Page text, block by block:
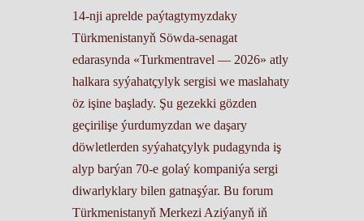
14-nji aprelde paýtagtymyzdaky
Türkmenistanyň Söwda-senagat
edarasynda «Turkmentravel — 2026» atly
halkara syýahatçylyk sergisi we maslahaty
öz işine başlady. Şu gezekki gözden
geçirilişe ýurdumyzdan we daşary
döwletlerden syýahatçylyk pudagynda iş
alyp barýan 70-e golaý kompaniýa sergi
diwarlyklary bilen gatnaşýar. Bu forum
Türkmenistanyň Merkezi Aziýanyň iň